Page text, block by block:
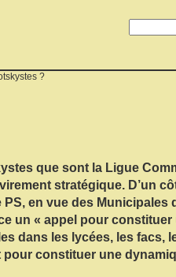
?
que sont la Ligue
stratégique. D’un
en vue des Municipales
un « appel pour constituer
dans les lycées, les facs,
pour constituer une